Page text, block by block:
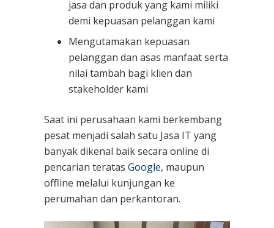
jasa dan produk yang kami miliki
demi kepuasan pelanggan kami
Mengutamakan kepuasan
pelanggan dan asas manfaat serta
nilai tambah bagi klien dan
stakeholder kami
Saat ini perusahaan kami berkembang
pesat menjadi salah satu Jasa IT yang
banyak dikenal baik secara online di
pencarian teratas Google, maupun
offline melalui kunjungan ke
perumahan dan perkantoran.